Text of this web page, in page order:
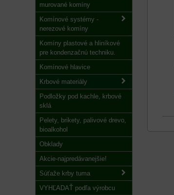
murované komíny
Komínové systémy -
nerezové komíny
Komíny plastové a hliníkové
pre kondenzačnú techniku.
Komínové hlavice
Krbové materiály
Podložky pod kachle, krbové
sklá
Pelety, brikety, palivové drevo,
bioalkohol
Obklady
Akcie-najpredávanejšie!
Súťaže krby tuma
VYHĽADAŤ podľa výrobcu